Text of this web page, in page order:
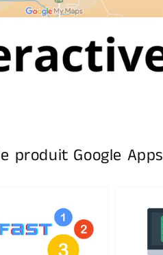
produit Google Apps